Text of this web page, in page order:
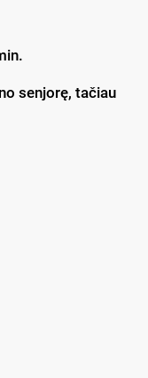
senjorę, tačiau